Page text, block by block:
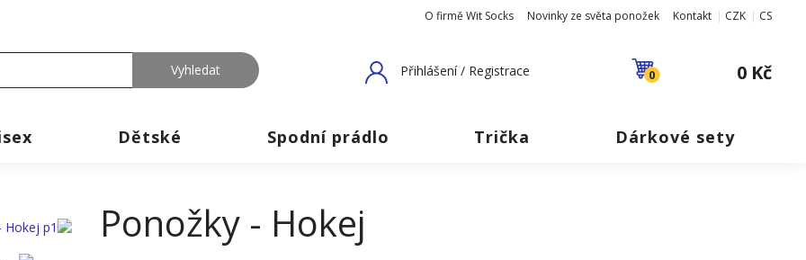
O firmě Wit Socks Novinky ze světa ponožek Kontakt CZK CS
Přihlášení / Registrace 0 0 Kč
Dětské Spodní prádlo Trička Dárkové sety
Ponožky - Hokej